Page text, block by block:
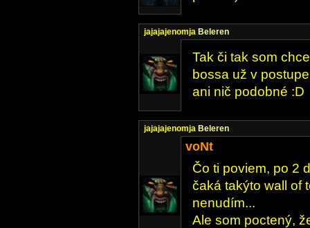
jajajajenomja Beleren
Tak či tak som
bossa už v
ani nič podobné :D
jajajajenomja Beleren
voNt
Čo ti poviem, po 2
čaká takýto wall of
nenudím...
Ale som poctený,